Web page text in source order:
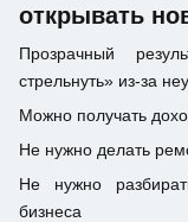
открывать
Прозрачный
стрельнуть» из-за
Можно получать
Не нужно делать
Не нужно
бизнеса